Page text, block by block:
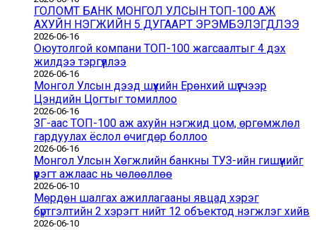
ГОЛОМТ БАНК МОНГОЛ УЛСЫН ТОП-100 АЖ
АХУЙН НЭГЖИЙН 5 ДУГААРТ ЭРЭМБЭЛЭГДЛЭЭ
2026-06-16
Оюутолгой компани ТОП-100 жагсаалтыг 4 дэх
жилдээ тэргүүллээ
2026-06-16
Монгол Улсын дээд шүүхийн Ерөнхий шүүгчээр
Цэндийн Цогтыг томиллоо
2026-06-16
ЗГ-аас ТОП-100 аж ахуйн нэгжид цом, өргөмжлөл
гардуулах ёслол өчигдөр боллоо
2026-06-16
Монгол Улсын Хөгжлийн банкны ТУЗ-ийн гишүүнийг
үүрэгт ажлаас нь чөлөөллөө
2026-06-10
Мөрдөн шалгах ажиллагааны явцад хэрэг
бүртгэлтийн 2 хэрэгт нийт 12 объектод нэгжлэг хийв
2026-06-10